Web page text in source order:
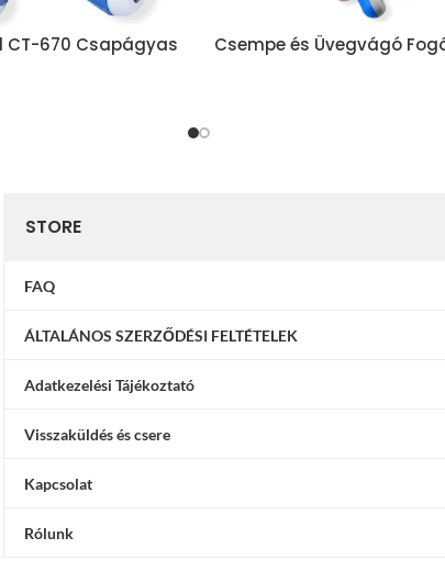
CT-670 Csapágyas
Csempe és Üvegvágó
STORE
FAQ
ÁLTALÁNOS SZERZŐDÉSI FELTÉTELEK
Adatkezelési Tájékoztató
Visszaküldés és csere
Kapcsolat
Rólunk